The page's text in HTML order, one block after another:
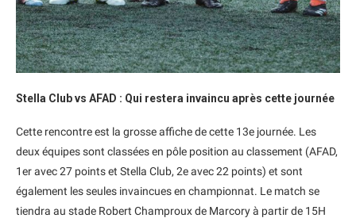
Stella Club vs AFAD : Qui restera invaincu après cette journée
Cette rencontre est la grosse affiche de cette 13e journée. Les
deux équipes sont classées en pôle position au classement (AFAD,
1er avec 27 points et Stella Club, 2e avec 22 points) et sont
également les seules invaincues en championnat. Le match se
tiendra au stade Robert Champroux de Marcory à partir de 15H